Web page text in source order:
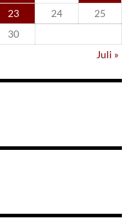
23 24
25
30
Juli »